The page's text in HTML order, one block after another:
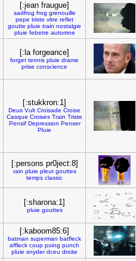
[:jean fraugue]
sadfrog frog grenouille
pepe triste vitre reflet
goutte pluie train nostalgie
pluie febetre automne
[:la forgeance]
forget tennis pluie drame
prise conscience
[:stukkron:1]
Deus Vult Croisade Croise
Casque Croises Train Triste
Pensif Depression Penser
Pluie
[:persons pr0ject:8]
rain pluie pleut gouttes
temps classic
[:sharona:1]
pluie gouttes
[:kaboom85:6]
batman superman batfleck
affleck coup poing punch
pluie snyder dceu droite